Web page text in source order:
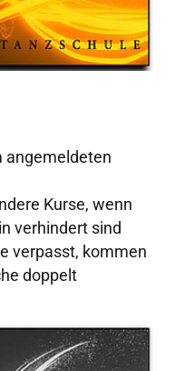
angemeldeten
Kurse, wenn
verhindert sind
verpasst, kommen
doppelt